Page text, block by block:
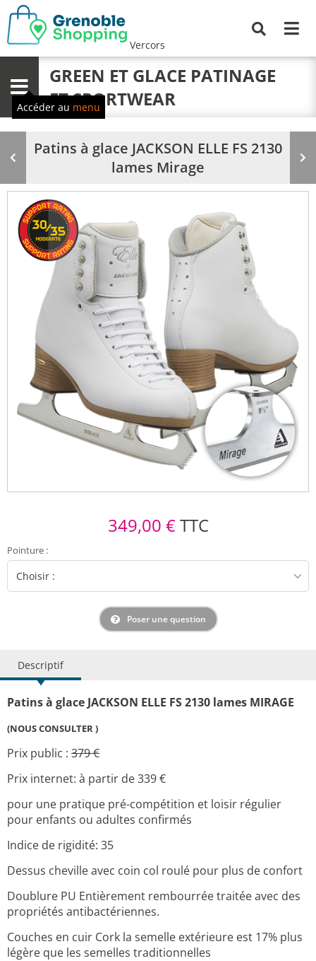
Vercors
Menu
GREEN ET GLACE PATINAGE
ET SPORTWEAR
Accéder au menu
Produit
Patins à glace JACKSON ELLE FS 2130
lames Mirage
349,00 €TTC
Pointure :
Poser une question
Descriptif
Patinsà glace JACKSON ELLE FS 2130 lames MIRAGE
(NOUS CONSULTER )
Prix public : 379 €
Prix internet: à partir de 339 €
pour une pratique pré-compétition et loisir régulier
pour enfants ou adultes confirmés
Indice de rigidité: 35
Dessus cheville avec coin col roulé pour plus de confort
Doublure PU Entièrement rembourrée traitée avec des
propriétés antibactériennes.
Couches en cuir Cork la semelle extérieure est 17% plus
légère que les semelles traditionnelles